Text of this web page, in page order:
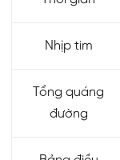
Nhịp tim
Tổng quáng
đường